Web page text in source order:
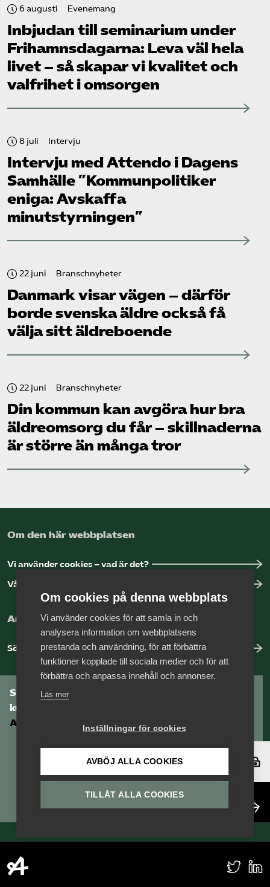
6 augusti Evenemang
Inbjudan till seminarium under
Frihamns­dagarna: Leva väl hela
livet – så skapar vi kvalitet och
valfrihet i omsorgen
8 juli Intervju
Intervju med Attendo i Dagens
Samhälle ”Kommunpolitiker
eniga: Avskaffa
minutstyrningen”
22 juni Branschnyheter
Danmark visar vägen – därför
borde svenska äldre också få
välja sitt äldreboende
22 juni Branschnyheter
Din kommun kan avgöra hur bra
äldreomsorg du får – skillnaderna
är större än många tror
Om den här webbplatsen
Vi använder cookies – vad är det?
Vår dataskyddspolicy
Arbeta hos Vårdföretagarna?
Sök jobb hos oss
Som medlem har du tillgång till vår digitala
kunskapsbank
Arbetsgivarguiden
Logga in
Om cookies på denna webbplats
Vi använder cookies för att samla in och
analysera information om webbplatsens
prestanda och användning, för att förbättra
funktioner kopplade till sociala medier och för att
förbättra och anpassa innehåll och annonser.
Läs mer
Inställningar för cookies
AVBÖJ ALLA COOKIES
TILLÅT ALLA COOKIES